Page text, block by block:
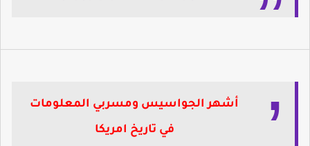
أشهر الجواسيس ومسربي المعلومات
في تاريخ امريكا